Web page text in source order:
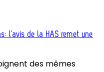
l’avis de la HAS remet une
des mêmes